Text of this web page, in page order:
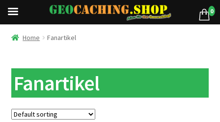
Home Fanartikel
Fanartikel
0